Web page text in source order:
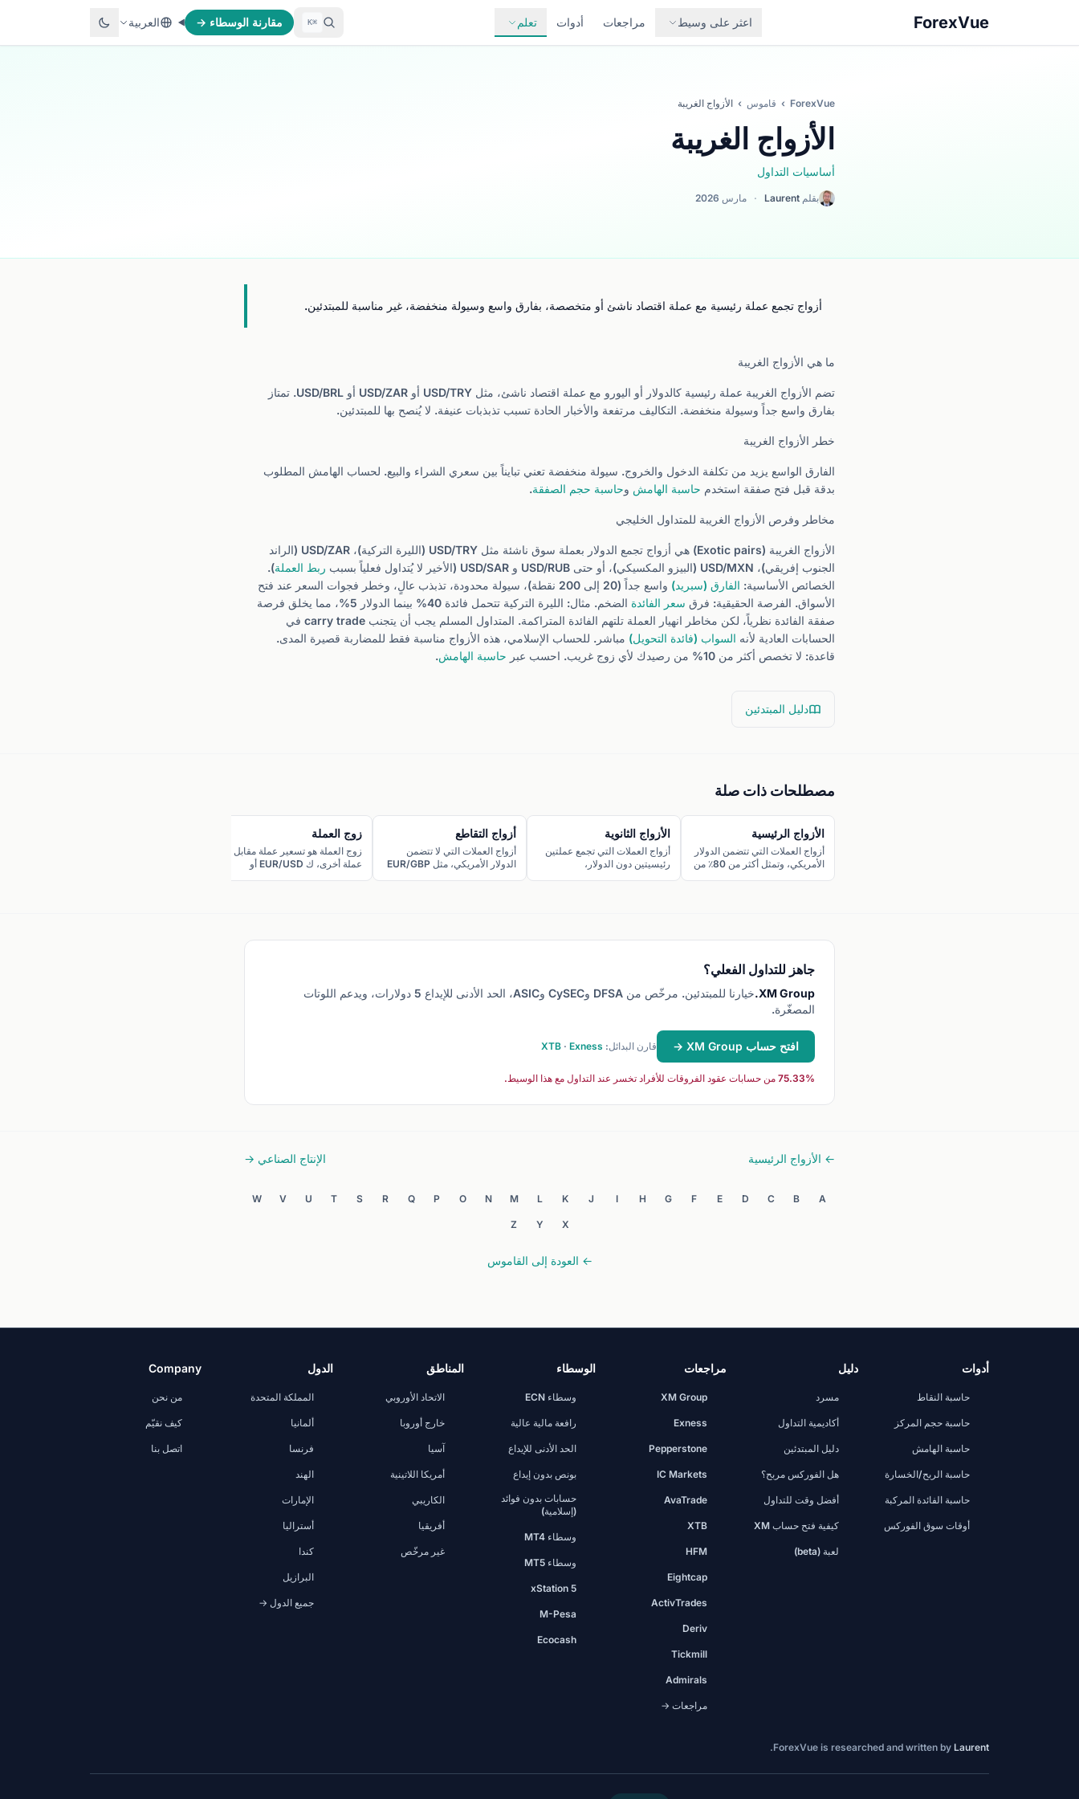
ForexVue اعثر على وسيط مراجعات أدوات تعلم ⌘K مقارنة الوسطاء → العربية
ForexVue
› قاموس › الأزواج الغريبة
الأزواج الغريبة
أساسيات التداول
بقلم Laurent
· مارس 2026
أزواج تجمع عملة رئيسية مع عملة اقتصاد ناشئ أو متخصصة، بفارق واسع وسيولة منخفضة، غير مناسبة للمبتدئين.
ما هي الأزواج الغريبة
تضم الأزواج الغريبة عملة رئيسية كالدولار أو اليورو مع عملة اقتصاد ناشئ، مثل USD/TRY أو USD/ZAR أو USD/BRL. تمتاز
بفارق واسع جداً وسيولة منخفضة. التكاليف مرتفعة والأخبار الحادة تسبب تذبذبات عنيفة. لا يُنصح بها للمبتدئين.
خطر الأزواج الغريبة
الفارق الواسع يزيد من تكلفة الدخول والخروج. سيولة منخفضة تعني تبايناً بين سعري الشراء والبيع. لحساب الهامش المطلوب
بدقة قبل فتح صفقة استخدم حاسبة الهامش وحاسبة حجم الصفقة.
مخاطر وفرص الأزواج الغريبة للمتداول الخليجي
الأزواج الغريبة (Exotic pairs) هي أزواج تجمع الدولار بعملة سوق ناشئة مثل USD/TRY (الليرة التركية)، USD/ZAR (الراند
الجنوب إفريقي)، USD/MXN (البيزو المكسيكي)، أو حتى USD/RUB و USD/SAR (الأخير لا يُتداول فعلياً بسبب
ربط العملة).
الخصائص الأساسية: الفارق (سبريد)
واسع جداً (20 إلى 200 نقطة)، سيولة محدودة، تذبذب عالٍ، وخطر فجوات السعر عند فتح
الأسواق. الفرصة الحقيقية: فرق سعر الفائدة
الضخم. مثال: الليرة التركية تتحمل فائدة 40% بينما الدولار 5%، مما يخلق فرصة
صفقة الفائدة نظرياً، لكن مخاطر انهيار العملة تلتهم الفائدة المتراكمة. المتداول المسلم يجب أن يتجنب carry trade في
الحسابات العادية لأنه السواب (فائدة التحويل) مباشر. للحساب الإسلامي، هذه الأزواج مناسبة فقط للمضاربة قصيرة المدى.
قاعدة: لا تخصص أكثر من 10% من رصيدك لأي زوج غريب. احسب عبر
حاسبة الهامش.
دليل المبتدئين
مصطلحات ذات صلة
الأزواج الرئيسية
أزواج العملات التي تتضمن الدولار
الأمريكي، وتمثل أكثر من 80٪ من
الأزواج الثانوية
أزواج العملات التي تجمع عملتين
رئيسيتين دون الدولار،
أزواج التقاطع
أزواج العملات التي لا تتضمن
الدولار الأمريكي، مثل EUR/GBP
زوج العملة
زوج العملة هو تسعير عملة مقابل
عملة أخرى، ك EUR/USD أو
جاهز للتداول الفعلي؟
XM Group.
خيارنا للمبتدئين. مرخّص من DFSA وCySEC وASIC، الحد الأدنى للإيداع 5 دولارات، ويدعم اللوتات
المصغّرة.
افتح حساب XM Group → قارن البدائل: XTB · Exness
75.33% من حسابات عقود الفروقات للأفراد تخسر عند التداول مع هذا الوسيط.
← الأزواج الرئيسية الإنتاج الصناعي →
A
B
C
D
E
F
G
H
I
J
K
L
M
N
O
P
Q
R
S
T
U
V
W
X
Y
Z
← العودة إلى القاموس
أدوات
حاسبة النقاط
حاسبة حجم المركز
حاسبة الهامش
حاسبة الربح/الخسارة
حاسبة الفائدة المركبة
أوقات سوق الفوركس
دليل
مسرد
أكاديمية التداول
دليل المبتدئين
هل الفوركس مربح؟
أفضل وقت للتداول
كيفية فتح حساب XM
لعبة (beta)
مراجعات
XM Group
Exness
Pepperstone
IC Markets
AvaTrade
XTB
HFM
Eightcap
ActivTrades
Deriv
Tickmill
Admirals
مراجعات →
الوسطاء
وسطاء ECN
رافعة مالية عالية
الحد الأدنى للإيداع
بونص بدون إيداع
حسابات بدون فوائد
(إسلامية)
وسطاء MT4
وسطاء MT5
xStation 5
M-Pesa
Ecocash
المناطق
الاتحاد الأوروبي
خارج أوروبا
آسيا
أمريكا اللاتينية
الكاريبي
أفريقيا
غير مرخّص
الدول
المملكة المتحدة
ألمانيا
فرنسا
الهند
الإمارات
أستراليا
كندا
البرازيل
جميع الدول →
Company
من نحن
كيف نقيّم
اتصل بنا
ForexVue is researched and written by Laurent
.